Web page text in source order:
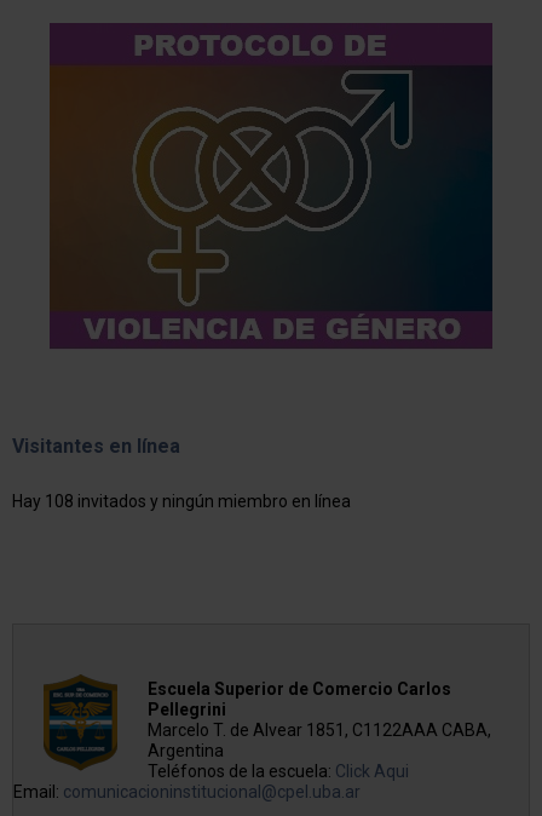
Visitantes en línea
Hay 108 invitados y ningún miembro en línea
Escuela Superior de Comercio Carlos
Pellegrini
Marcelo T. de Alvear 1851, C1122AAA CABA,
Argentina
Teléfonos de la escuela: Click Aqui
Email: comunicacioninstitucional@cpel.uba.ar